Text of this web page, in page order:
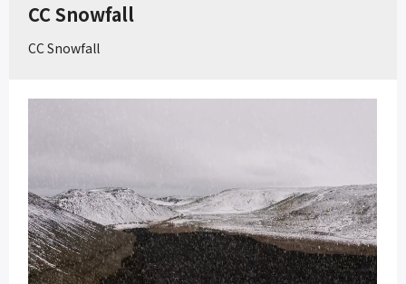
CC Snowfall
CC Snowfall